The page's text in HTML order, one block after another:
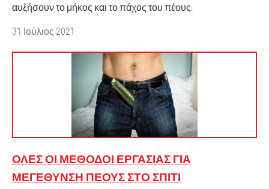
αυξήσουν το μήκος και το πάχος του πέους.
31 Ιούλιος 2021
ΌΛΕΣ ΟΙ ΜΈΘΟΔΟΙ ΕΡΓΑΣΊΑΣ ΓΙΑ
ΜΕΓΈΘΥΝΣΗ ΠΈΟΥΣ ΣΤΟ ΣΠΊΤΙ